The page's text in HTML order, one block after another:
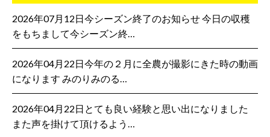
2026年07月12日今シーズン終了のお知らせ 今日の収穫
をもちまして今シーズン終…
2026年04月22日今年の２月に全農が撮影にきた時の動画
になります みのりみのる…
2026年04月22日とても良い経験と思い出になりました
また声を掛けて頂けるよう…